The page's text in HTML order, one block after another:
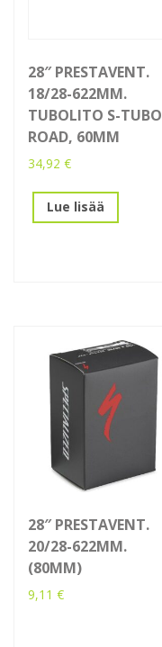
28″ PRESTAVENT.
18/28-622MM.
TUBOLITO S-TUBO
ROAD, 60MM
34,92 €
Lue lisää
28″ PRESTAVENT.
20/28-622MM.
(80MM)
9,11 €